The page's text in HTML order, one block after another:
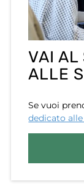
VAI AL
ALLE
Se vuoi
dedicato